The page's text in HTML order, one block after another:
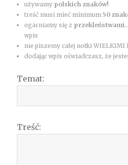
używamy polskich znaków!
treść musi mieć minimum50
ogarniamy się z przekleństwami
wpis
nie piszemy całej notki WIELKIMI
dodając wpis oświadczasz, że
Temat:
Treść: